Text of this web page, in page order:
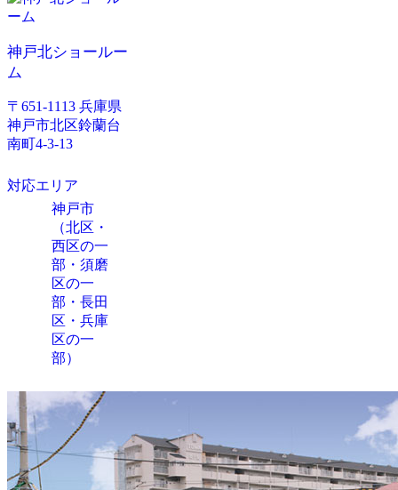
神戸北ショールー
ム
〒651-1113 兵庫県
神戸市北区鈴蘭台
南町4-3-13
対応エリア
神戸市
（北区・
西区の一
部・須磨
区の一
部・長田
区・兵庫
区の一
部）